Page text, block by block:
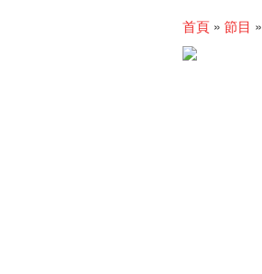
首頁 » 節目 »